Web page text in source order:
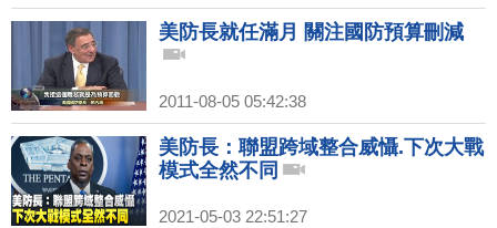
美防長就任滿月 關注國防預算刪減
2011-08-05 05:42:38
美防長：聯盟跨域整合威懾.下次大戰
模式全然不同
2021-05-03 22:51:27